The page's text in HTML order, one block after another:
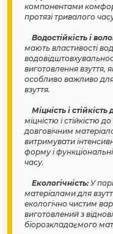
компонентами
протязі тривалого
Водостійкість і
мають властивості
виготовлення взуття,
особливо важливо
взуття.
Міцність і стійкість
міцністю і стійкістю
довговічним
витримувати
форму і
часу.
Екологічність: У
матеріалами для
екологічно чистим
виготовлений з
біорозкладаємого